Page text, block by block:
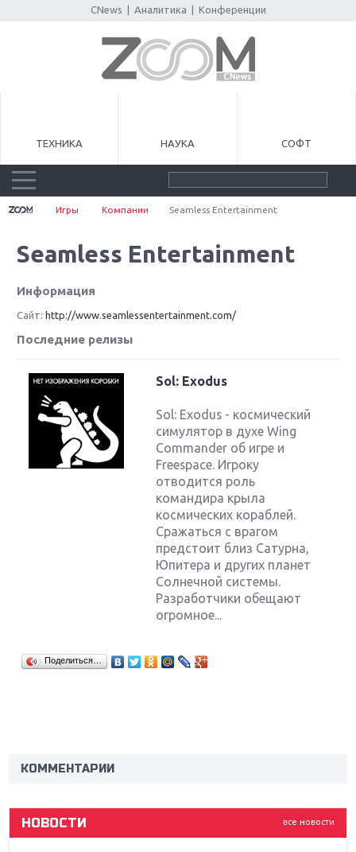
CNews Аналитика Конференции
ТЕХНИКА НАУКА СОФТ
Игры Компании Seamless Entertainment
Seamless Entertainment
Информация
Сайт: http://www.seamlessentertainment.com/
Последние релизы
Sol: Exodus
Sol: Exodus - космический
симулятор в духе Wing
Commander об игре и
Freespace. Игроку
отводится роль
командира крыла
космических кораблей.
Сражаться с врагом
предстоит близ Сатурна,
Юпитера и других планет
Солнечной системы.
Разработчики обещают
огромное...
Поделиться…
КОММЕНТАРИИ
все новости
НОВОСТИ
Far Cry 5: хвалить нельзя ругать